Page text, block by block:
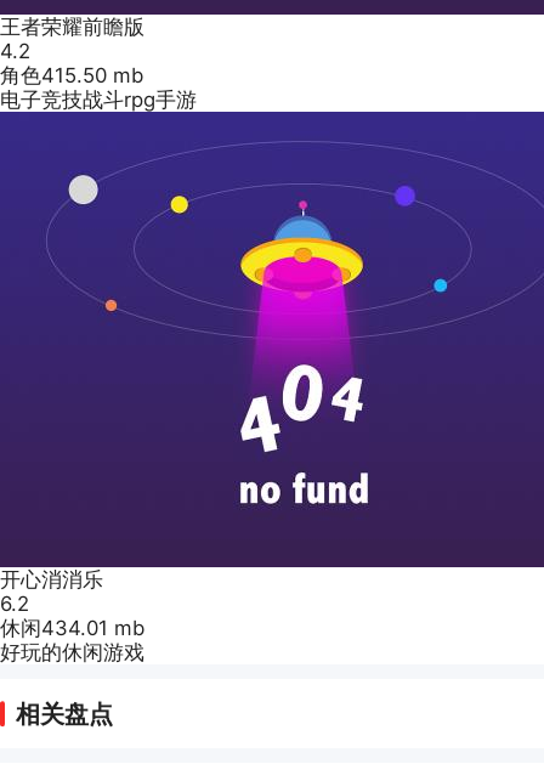
王者荣耀前瞻版
4.2
角色415.50 mb
电子竞技战斗rpg手游
开心消消乐
6.2
休闲434.01 mb
好玩的休闲游戏
相关盘点